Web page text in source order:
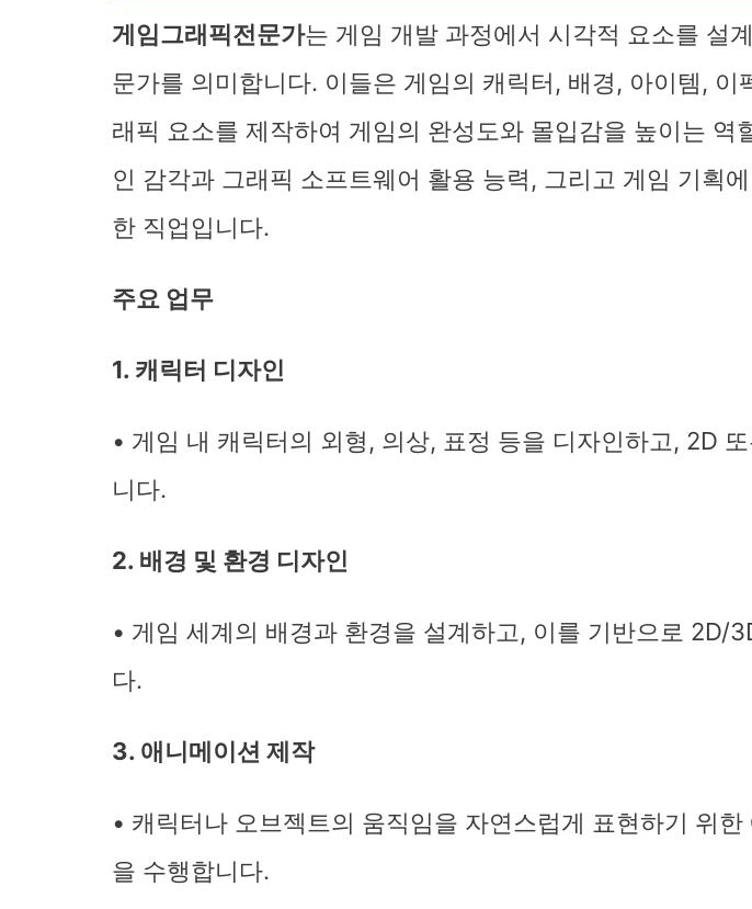
게임그래픽전문가는 게임 개발 과정에서 시각적 요소를 설
문가를 의미합니다. 이들은 게임의 캐릭터, 배경, 아이템, 이
래픽 요소를 제작하여 게임의 완성도와 몰입감을 높이는 역
인 감각과 그래픽 소프트웨어 활용 능력, 그리고 게임 기획
한 직업입니다.
주요 업무
1. 캐릭터 디자인
• 게임 내 캐릭터의 외형, 의상, 표정 등을 디자인하고, 2D
니다.
2. 배경 및 환경 디자인
• 게임 세계의 배경과 환경을 설계하고, 이를 기반으로 2D/
다.
3. 애니메이션 제작
• 캐릭터나 오브젝트의 움직임을 자연스럽게 표현하기 위한
을 수행합니다.